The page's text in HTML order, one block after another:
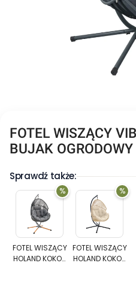
FOTEL WISZĄCY
BUJAK OGRODOWY
Sprawdź także:
FOTEL
WISZĄCY
HOLAND
KOKON
%
FOTEL WISZĄCY
HOLAND KOKON
FOTEL
WISZĄCY
HOLAND
KOKON
%
FOTEL WISZĄCY
HOLAND KOKON